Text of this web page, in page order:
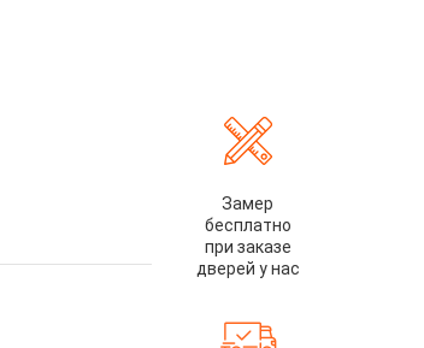
Замер
бесплатно
при заказе
дверей у нас